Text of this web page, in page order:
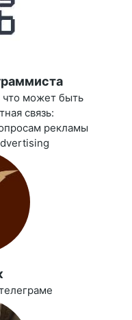
что может быть
связь:
рекламы